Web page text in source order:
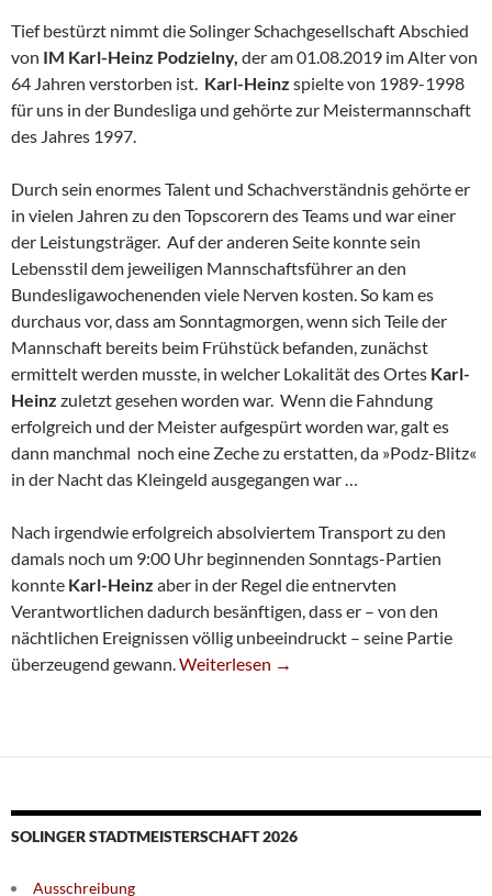
Tief bestürzt nimmt die Solinger Schachgesellschaft Abschied
von IM Karl-Heinz Podzielny, der am 01.08.2019 im Alter von
64 Jahren verstorben ist. Karl-Heinz spielte von 1989-1998
für uns in der Bundesliga und gehörte zur Meistermannschaft
des Jahres 1997.
Durch sein enormes Talent und Schachverständnis gehörte er
in vielen Jahren zu den Topscorern des Teams und war einer
der Leistungsträger. Auf der anderen Seite konnte sein
Lebensstil dem jeweiligen Mannschaftsführer an den
Bundesligawochenenden viele Nerven kosten. So kam es
durchaus vor, dass am Sonntagmorgen, wenn sich Teile der
Mannschaft bereits beim Frühstück befanden, zunächst
ermittelt werden musste, in welcher Lokalität des Ortes Karl-
Heinz zuletzt gesehen worden war. Wenn die Fahndung
erfolgreich und der Meister aufgespürt worden war, galt es
dann manchmal noch eine Zeche zu erstatten, da »Podz-Blitz«
in der Nacht das Kleingeld ausgegangen war …
Nach irgendwie erfolgreich absolviertem Transport zu den
damals noch um 9:00 Uhr beginnenden Sonntags-Partien
konnte Karl-Heinz aber in der Regel die entnervten
Verantwortlichen dadurch besänftigen, dass er – von den
nächtlichen Ereignissen völlig unbeeindruckt – seine Partie
überzeugend gewann. Karl-Heinz Podzielny (1954-2019)
Weiterlesen →
SOLINGER STADTMEISTERSCHAFT 2026
Ausschreibung